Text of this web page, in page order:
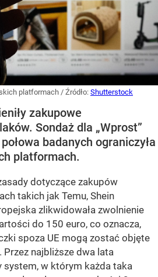
platformach / Źródło: Shutterstock
zakupowe
Sondaż dla „Wprost”
badanych ograniczyła
platformach.
dotyczące zakupów
takich jak Temu, Shein
zlikwidowała zwolnienie
do 150 euro, co oznacza,
spoza UE mogą zostać objęte
najbliższe dwa lata
w którym każda taka